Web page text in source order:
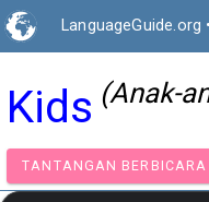
LanguageGuide.org •
Kids (Anak-
TANTANGAN